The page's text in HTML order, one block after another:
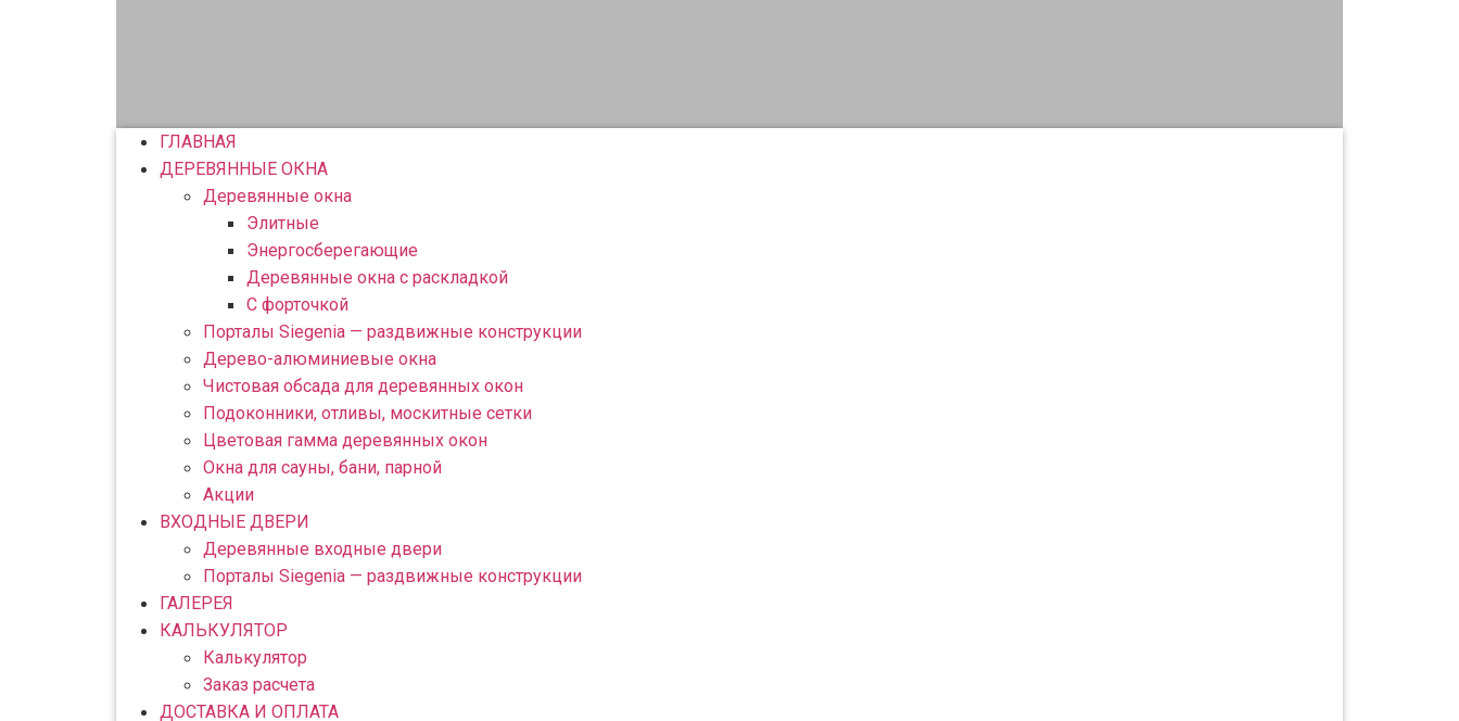
ГЛАВНАЯ
ДЕРЕВЯННЫЕ ОКНА
Деревянные окна
Элитные
Энергосберегающие
Деревянные окна с раскладкой
С форточкой
Порталы Siegenia — раздвижные конструкции
Дерево-алюминиевые окна
Чистовая обсада для деревянных окон
Подоконники, отливы, москитные сетки
Цветовая гамма деревянных окон
Окна для сауны, бани, парной
Акции
ВХОДНЫЕ ДВЕРИ
Деревянные входные двери
Порталы Siegenia — раздвижные конструкции
ГАЛЕРЕЯ
КАЛЬКУЛЯТОР
Калькулятор
Заказ расчета
ДОСТАВКА И ОПЛАТА